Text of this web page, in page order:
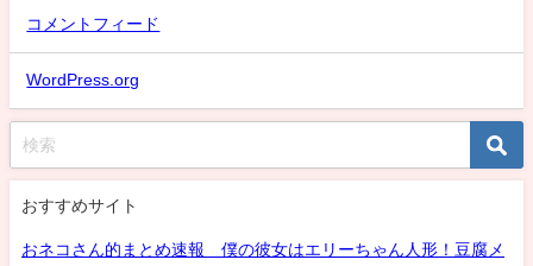
コメントフィード
WordPress.org
おすすめサイト
おネコさん的まとめ速報 僕の彼女はエリーちゃん人形！豆腐メ